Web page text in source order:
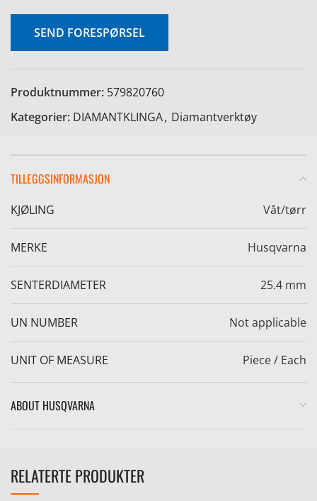
SEND FORESPØRSEL
Produktnummer: 579820760
Kategorier: DIAMANTKLINGA, Diamantverktøy
TILLEGGSINFORMASJON
KJØLING Våt/tørr
MERKE Husqvarna
SENTERDIAMETER 25.4 mm
UN NUMBER Not applicable
UNIT OF MEASURE Piece / Each
ABOUT HUSQVARNA
RELATERTE PRODUKTER